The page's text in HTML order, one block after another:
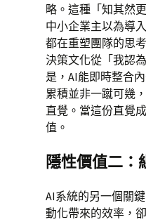
略。這種「知其然
中小企業主以為導
都在重塑團隊的思
決策文化從「我認
是，AI能即時整合
累積並非一蹴可幾
直覺。當這份直覺
值。
隱性價值二：
AI系統的另一個關
動化帶來的效率，